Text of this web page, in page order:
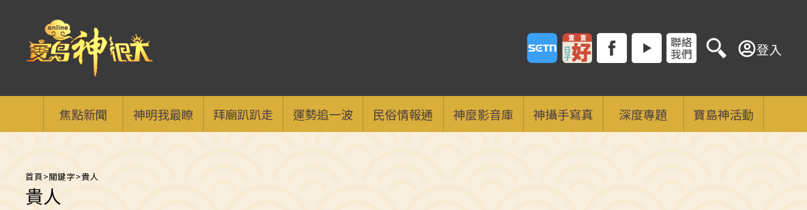
登入
焦點新聞 神明我最瞭 拜廟趴趴走 運勢追一波 民俗情報通 神麼影音庫 神攝手寫真 深度專題 寶島神活動
首頁>關鍵字>貴人
貴人